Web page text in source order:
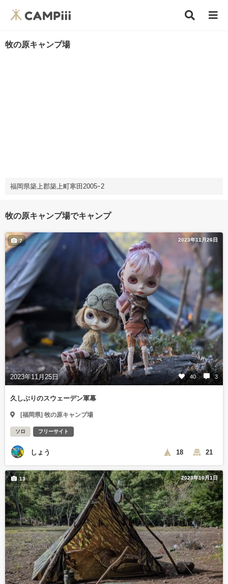
牧の原キャンプ場
福岡県築上郡築上町寒田2005ｰ2
牧の原キャンプ場でキャンプ
2023年11月26日
2023年11月25日 40 3
7
久しぶりのスウェーデン軍幕
[福岡県] 牧の原キャンプ場
ソロ フリーサイト
しょう 18 21
2023年10月1日
13